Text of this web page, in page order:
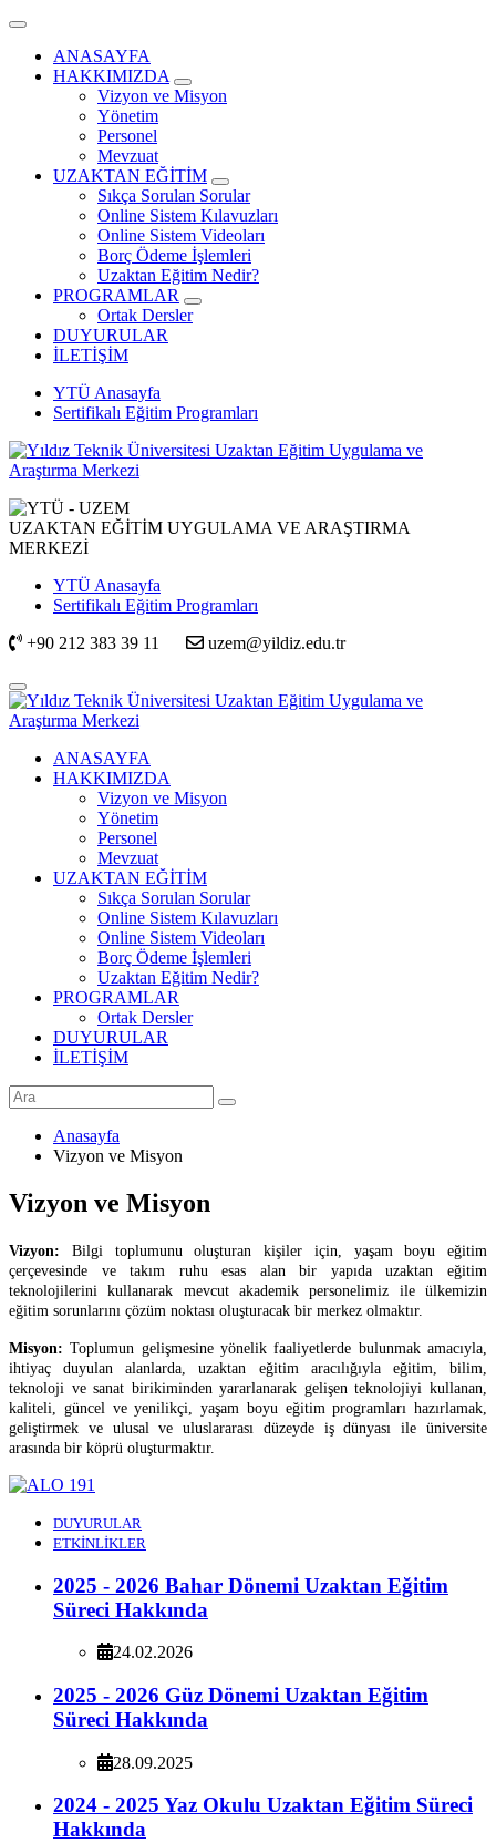
ANASAYFA
HAKKIMIZDA
Vizyon ve Misyon
Yönetim
Personel
Mevzuat
UZAKTAN EĞİTİM
Sıkça Sorulan Sorular
Online Sistem Kılavuzları
Online Sistem Videoları
Borç Ödeme İşlemleri
Uzaktan Eğitim Nedir?
PROGRAMLAR
Ortak Dersler
DUYURULAR
İLETİŞİM
YTÜ Anasayfa
Sertifikalı Eğitim Programları
UZAKTAN EĞİTİM UYGULAMA VE ARAŞTIRMA
MERKEZİ
YTÜ Anasayfa
Sertifikalı Eğitim Programları
+90 212 383 39 11
uzem@yildiz.edu.tr
ANASAYFA
HAKKIMIZDA
Vizyon ve Misyon
Yönetim
Personel
Mevzuat
UZAKTAN EĞİTİM
Sıkça Sorulan Sorular
Online Sistem Kılavuzları
Online Sistem Videoları
Borç Ödeme İşlemleri
Uzaktan Eğitim Nedir?
PROGRAMLAR
Ortak Dersler
DUYURULAR
İLETİŞİM
Anasayfa
Vizyon ve Misyon
Vizyon ve Misyon
Vizyon: Bilgi toplumunu oluşturan kişiler için, yaşam boyu eğitim
çerçevesinde ve takım ruhu esas alan bir yapıda uzaktan eğitim
teknolojilerini kullanarak mevcut akademik personelimiz ile ülkemizin
eğitim sorunlarını çözüm noktası oluşturacak bir merkez olmaktır.
Misyon: Toplumun gelişmesine yönelik faaliyetlerde bulunmak amacıyla,
ihtiyaç duyulan alanlarda, uzaktan eğitim aracılığıyla eğitim, bilim,
teknoloji ve sanat birikiminden yararlanarak gelişen teknolojiyi kullanan,
kaliteli, güncel ve yenilikçi, yaşam boyu eğitim programları hazırlamak,
geliştirmek ve ulusal ve uluslararası düzeyde iş dünyası ile üniversite
arasında bir köprü oluşturmaktır.
DUYURULAR
ETKİNLİKLER
2025 - 2026 Bahar Dönemi Uzaktan Eğitim
Süreci Hakkında
24.02.2026
2025 - 2026 Güz Dönemi Uzaktan Eğitim
Süreci Hakkında
28.09.2025
2024 - 2025 Yaz Okulu Uzaktan Eğitim Süreci
Hakkında